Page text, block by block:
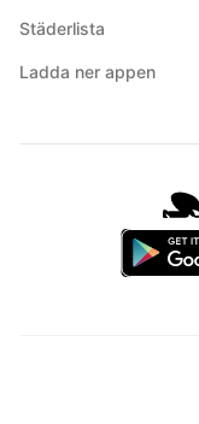
Städerlista
Ladda ner appen